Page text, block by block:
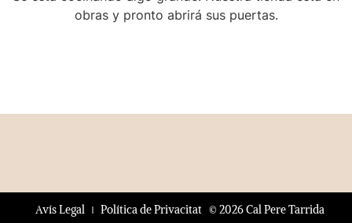
obras y pronto abrirá sus puertas.
© 2026 Cal Pere Tarrida
Avís Legal Política de Privacitat